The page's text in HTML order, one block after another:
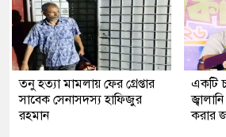
তনু হত্যা মামলায় ফের গ্রেপ্তার
সাবেক সেনাসদস্য হাফিজুর
রহমান
একটি
করার